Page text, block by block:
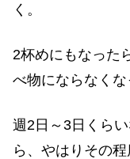
く。
2杯めにもなった
べ物にならなくな
週2日～3日くら
ら、やはりその程